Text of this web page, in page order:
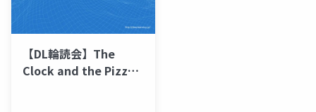
【DL輪読会】The
Clock and the Pizza: